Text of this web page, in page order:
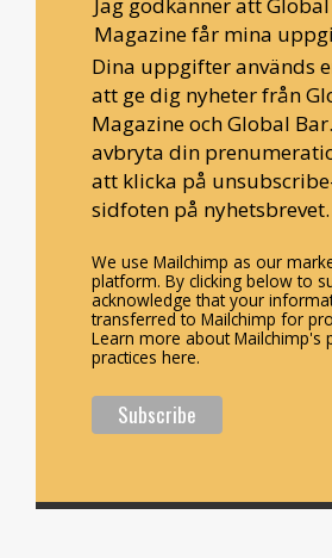
Magazine får mina
Dina uppgifter används
att ge dig nyheter från
Magazine och Global
avbryta din
att klicka på
sidfoten på nyhetsbrevet.
We use Mailchimp as our
platform. By clicking below to
acknowledge that your
transferred to Mailchimp for
Learn more about Mailchimp's
practices here.